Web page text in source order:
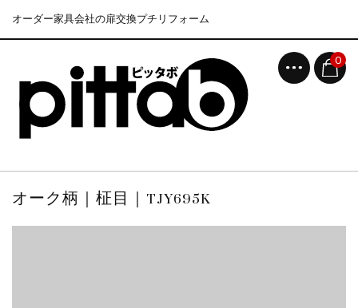
オーダー家具会社の扉交換プチリフォーム
0
オーク柄｜柾目｜TJY695K